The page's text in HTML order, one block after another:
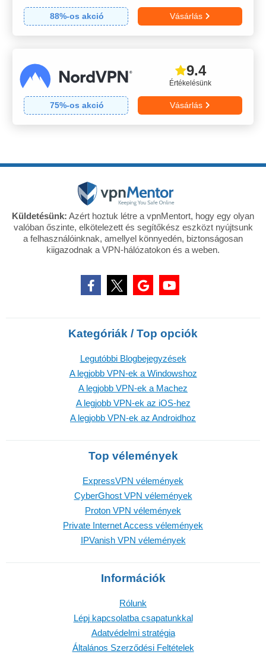
88%-os akció Vásárlás
Értékelésünk
9.4
75%-os akció Vásárlás
Küldetésünk: Azért hoztuk létre a vpnMentort, hogy egy olyan
valóban őszinte, elkötelezett és segítőkész eszközt nyújtsunk
a felhasználóinknak, amellyel könnyedén, biztonságosan
kiigazodnak a VPN-hálózatokon és a weben.
Kategóriák / Top opciók
Legutóbbi Blogbejegyzések
A legjobb VPN-ek a Windowshoz
A legjobb VPN-ek a Machez
A legjobb VPN-ek az iOS-hez
A legjobb VPN-ek az Androidhoz
Top vélemények
ExpressVPN vélemények
CyberGhost VPN vélemények
Proton VPN vélemények
Private Internet Access vélemények
IPVanish VPN vélemények
Információk
Rólunk
Lépj kapcsolatba csapatunkkal
Adatvédelmi stratégia
Általános Szerződési Feltételek